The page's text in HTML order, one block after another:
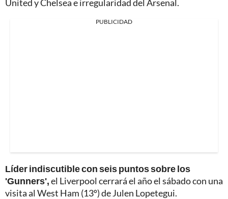
United y Chelsea e irregularidad del Arsenal.
PUBLICIDAD
Líder indiscutible con seis puntos sobre los
'Gunners',el Liverpool cerrará el año el sábado con una
visita al West Ham (13º) de Julen Lopetegui.